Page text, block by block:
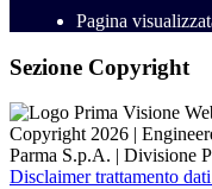
Pagina
Sezione Copyright
Copyright 2026 |
Parma S.p.A. | Divisione
Disclaimer trattamento